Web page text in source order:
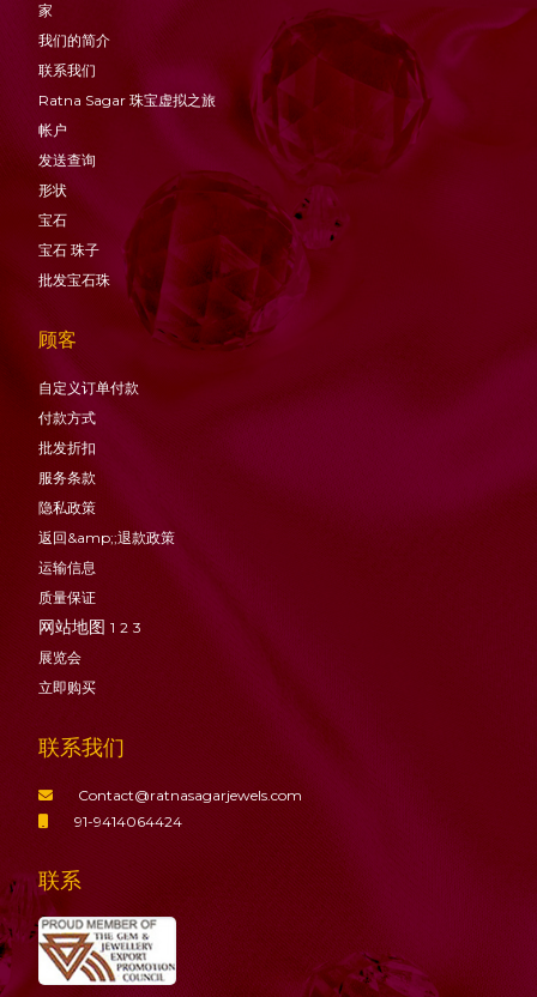
家
我们的简介
联系我们
Ratna Sagar 珠宝虚拟之旅
帐户
发送查询
形状
宝石
宝石 珠子
批发宝石珠
顾客
自定义订单付款
付款方式
批发折扣
服务条款
隐私政策
返回&amp;;退款政策
运输信息
质量保证
网站地图 1 2 3
展览会
立即购买
联系我们
Contact@ratnasagarjewels.com
91-9414064424
联系